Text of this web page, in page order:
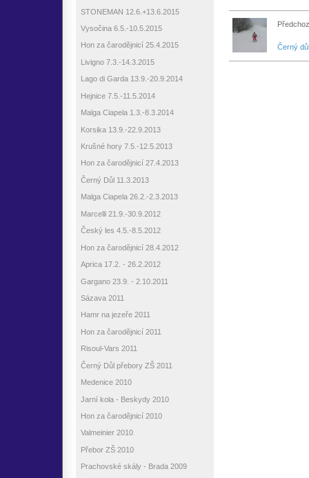
Černý
STONEMAN 12.6.+13.6.2015
Vysočina 6.5.-10.5.2015
Hon za čarodějnicí 25.4.2015
Livigno 7.3.-14.3.2015
Lago di Garda 13.9.-20.9.2014
Hejnice 7.5.-11.5.2014
Malga Ciapela 1.3.-8.3.2014
Korsika 13.9.-22.9.2013
Krušné hory 7.5.-12.5.2013
Hon za čarodějnicí 27.4.2013
Černý Důl 11.3.2013
Malga Ciapela 26.2.-2.3.2013
Marcelli 21.9.-30.9.2012
Český les 4.5.-8.5.2012
Hon za čarodějnicí 28.4.2012
Aprica 17.2. - 26.2.2012
Gargano 23.9. - 2.10.2011
Sázava 2011
Hamr na jezeře 2011
Hon za čarodějnicí 2011
Risoul-Vars 2011
Černý Důl přebory ZŠ 2011
Medenice 2010
Jarní kola - Beskydy 2010
Hon za čarodějnicí 2010
Valmeinier 2010
Přebor ZŠ 2010
Prachovské skály - Brada 2009